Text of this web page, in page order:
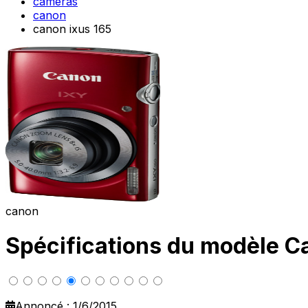
canon
canon ixus 165
canon
Spécifications du modèle